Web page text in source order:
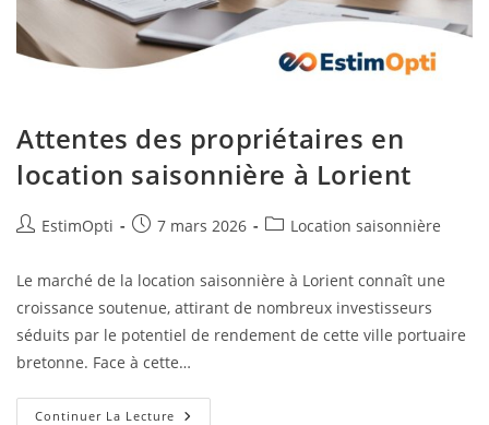
Attentes des propriétaires en
location saisonnière à Lorient
EstimOpti 7 mars 2026 Location saisonnière
Le marché de la location saisonnière à Lorient connaît une
croissance soutenue, attirant de nombreux investisseurs
séduits par le potentiel de rendement de cette ville portuaire
bretonne. Face à cette…
Continuer La Lecture